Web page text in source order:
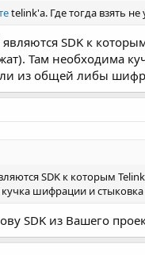
telink'а. Где тогда взять не
SDK к
Там необходима
из общей либы
SDK к которым
шифрации и
SDK из Вашего